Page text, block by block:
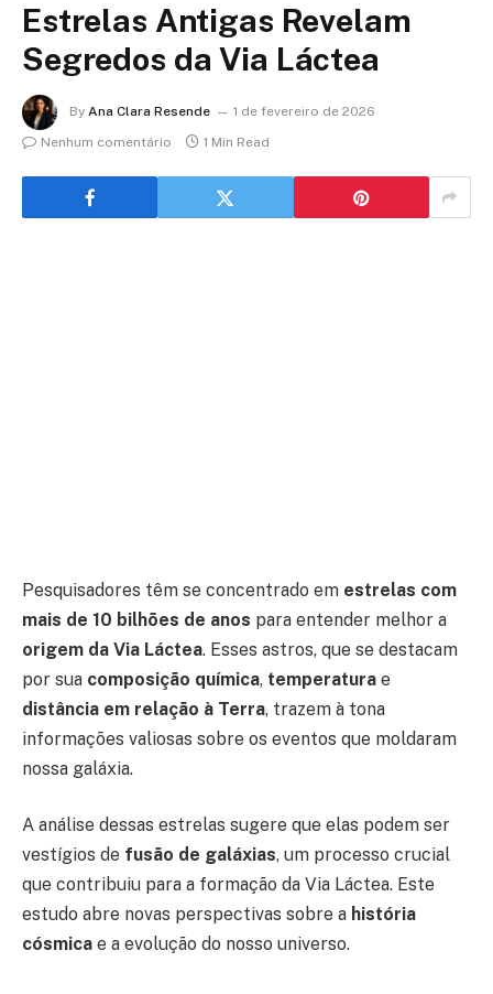
Estrelas Antigas Revelam
Segredos da Via Láctea
By Ana Clara Resende
1 de fevereiro de 2026
Nenhum comentário
1 Min Read
Pesquisadores têm se concentrado em estrelas com
mais de 10 bilhões de anos para entender melhor a
origem da Via Láctea. Esses astros, que se destacam
por sua composição química, temperatura e
distância em relação à Terra, trazem à tona
informações valiosas sobre os eventos que moldaram
nossa galáxia.
A análise dessas estrelas sugere que elas podem ser
vestígios de fusão de galáxias, um processo crucial
que contribuiu para a formação da Via Láctea. Este
estudo abre novas perspectivas sobre a história
cósmica e a evolução do nosso universo.